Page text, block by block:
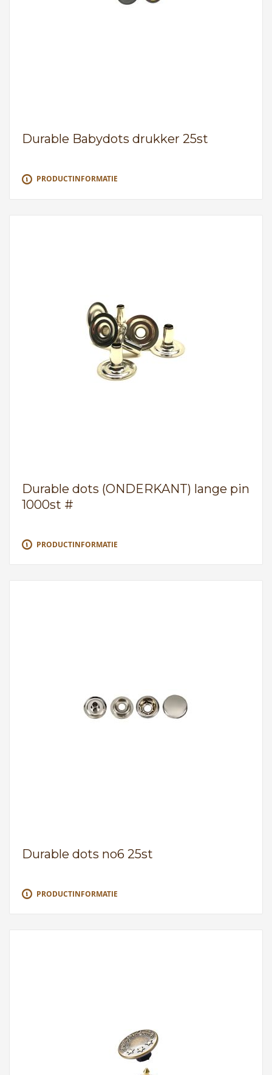
Durable Babydots drukker 25st
PRODUCTINFORMATIE
Durable dots (ONDERKANT) lange pin
1000st #
PRODUCTINFORMATIE
Durable dots no6 25st
PRODUCTINFORMATIE